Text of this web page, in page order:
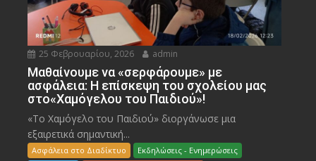
25 Φεβρουαρίου, 2026 admin
Μαθαίνουμε να «σερφάρουμε» με
ασφάλεια: Η επίσκεψη του σχολείου μας
στο«Χαμόγελου του Παιδιού»!
«Το Χαμόγελο του Παιδιού» διοργάνωσε μια
εξαιρετικά σημαντική...
Ασφάλεια στο Διαδίκτυο
Εκδηλώσεις - Ενημερώσεις